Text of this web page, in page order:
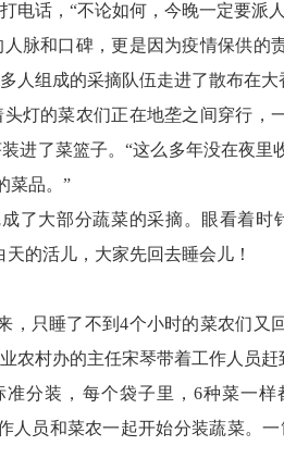
电话，“不论如何，今晚一定要派
脉和口碑，更是因为疫情保供的
人组成的采摘队伍走进了散布在大
灯的菜农们正在地垄之间穿行，
进了菜篮子。“这么多年没在夜里
菜品。”
了大部分蔬菜的采摘。眼看着时
的活儿，大家先回去睡会儿！
，只睡了不到4个小时的菜农们又
农村办的主任宋琴带着工作人员赶
准分装，每个袋子里，6种菜一
人员和菜农一起开始分装蔬菜。